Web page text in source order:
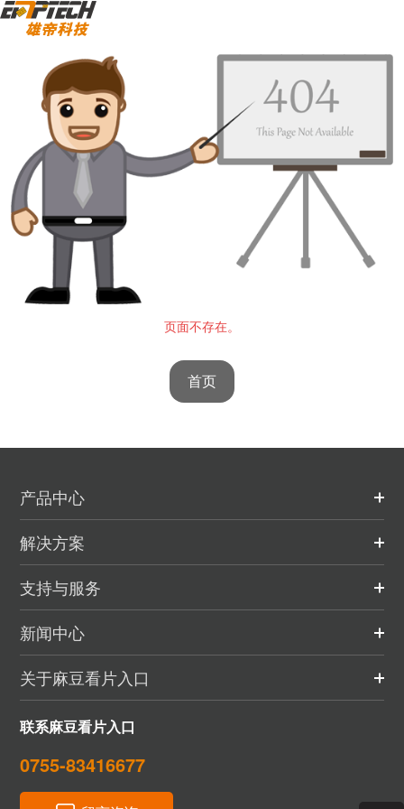
页面不存在。
首页
产品中心
解决方案
支持与服务
新闻中心
关于麻豆看片入口
联系麻豆看片入口
0755-83416677